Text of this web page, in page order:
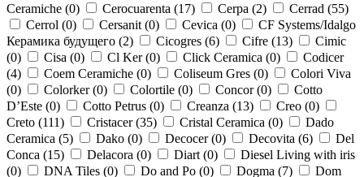
Ceramiche (0) Cerocuarenta (17) Cerpa (2) Cerrad (55)
Cerrol (0) Cersanit (0) Cevica (0)
CF Systems/Idalgo
Керамика будущего (2) Cicogres (6) Cifre (13)
Cimic
(0) Cisa (0) Cl Ker (0) Click Ceramica (0)
Codicer
(4) Coem Ceramiche (0) Coliseum Gres (0)
Colori Viva
(0) Colorker (0) Colortile (0) Concor (0)
Cotto
D’Este (0) Cotto Petrus (0) Creanza (13) Creo (0)
Creto (111) Cristacer (35) Cristal Ceramica (0)
Dado
Ceramica (5) Dako (0) Decocer (0) Decovita (6)
Del
Conca (15) Delacora (0) Diart (0)
Diesel Living with iris
(0) DNA Tiles (0) Do and Po (0) Dogma (7)
Dom